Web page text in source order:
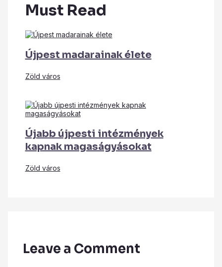
Must Read
Újpest madarainak élete
Zöld város
Újabb újpesti intézmények
kapnak magaságyásokat
Zöld város
Leave a Comment